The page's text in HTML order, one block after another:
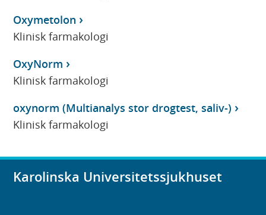
Oxymetolon
Klinisk farmakologi
OxyNorm
Klinisk farmakologi
oxynorm (Multianalys stor drogtest, saliv-)
Klinisk farmakologi
Karolinska Universitetssjukhuset